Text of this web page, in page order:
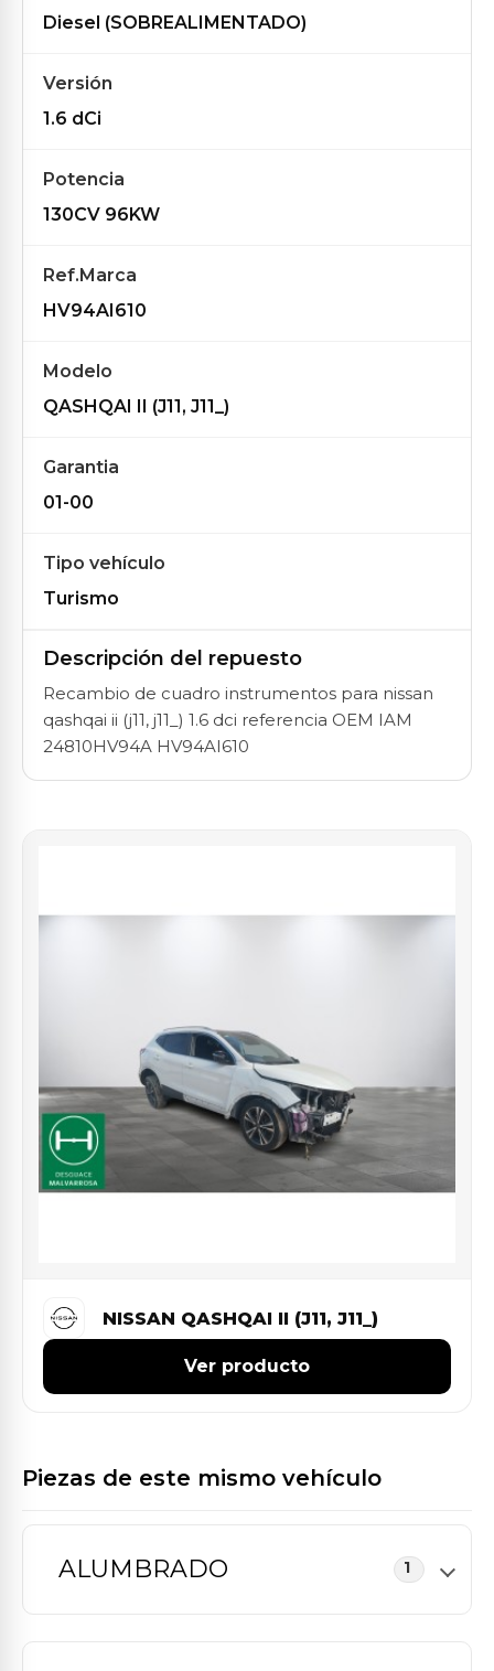
Diesel (SOBREALIMENTADO)
Versión
1.6 dCi
Potencia
130CV 96KW
Ref.Marca
HV94AI610
Modelo
QASHQAI II (J11, J11_)
Garantia
01-00
Tipo vehículo
Turismo
Descripción del repuesto
Recambio de cuadro instrumentos para nissan
qashqai ii (j11, j11_) 1.6 dci referencia OEM IAM
24810HV94A HV94AI610
NISSAN QASHQAI II (J11, J11_)
Ver producto
Piezas de este mismo vehículo
ALUMBRADO 1